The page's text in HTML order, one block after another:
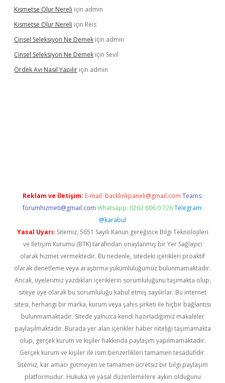
Kismetse Olur Nereli için admin
Kismetse Olur Nereli için Reis
Cinsel Seleksiyon Ne Demek için admin
Cinsel Seleksiyon Ne Demek için Sevil
Ördek Avı Nasıl Yapılır için admin
Reklam ve İletişim: E-mail: backlinkpaneli@gmail.com Teams:
forumhizmeti@gmail.com Whatsapp: 0262 606 0 726 Telegram:
@karabul
Yasal Uyarı: Sitemiz, 5651 Sayılı Kanun gereğince Bilgi Teknolojileri
ve İletişim Kurumu (BTK) tarafından onaylanmış bir Yer Sağlayıcı
olarak hizmet vermektedir. Bu nedenle, sitedeki içerikleri proaktif
olarak denetleme veya araştırma yükümlülüğümüz bulunmamaktadır.
Ancak, üyelerimiz yazdıkları içeriklerin sorumluluğunu taşımakta olup,
siteye üye olarak bu sorumluluğu kabul etmiş sayılırlar. Bu internet
sitesi, herhangi bir marka, kurum veya şahıs şirketi ile hiçbir bağlantısı
bulunmamaktadır. Sitede yalnızca kendi hazırladığımız makaleler
paylaşılmaktadır. Burada yer alan içerikler haber niteliği taşımamakta
olup, gerçek kurum ve kişiler hakkında paylaşım yapılmamaktadır.
Gerçek kurum ve kişiler ile isim benzerlikleri tamamen tesadüfidir.
Sitemiz, kar amacı gütmeyen ve tamamen ücretsiz bir bilgi paylaşım
platformudur. Hukuka ve yasal düzenlemelere aykırı olduğunu